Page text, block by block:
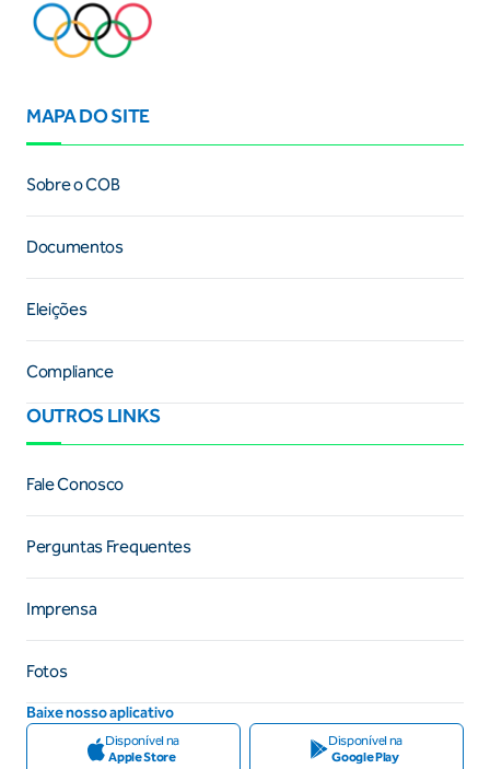
MAPA DO SITE
Sobre o COB
Documentos
Eleições
Compliance
OUTROS LINKS
Fale Conosco
Perguntas Frequentes
Imprensa
Fotos
Baixe nosso aplicativo
Disponível na
Apple Store
Disponível na
Google Play